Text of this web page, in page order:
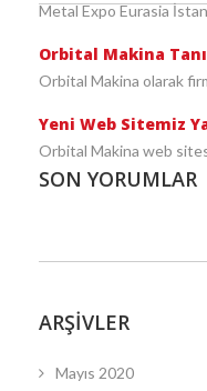
Metal Expo Eurasia
Orbital Makina
Orbital Makina olarak
Yeni Web Sitemiz
Orbital Makina web
SON YORUMLAR
ARŞIVLER
Mayıs 2020